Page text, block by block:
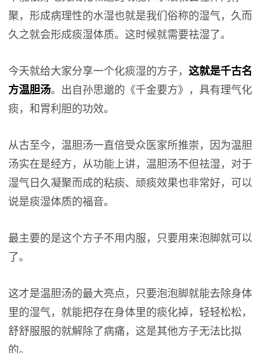
聚，形成病理性的水湿也就是我们俗称的湿气，久而
久之就会形成痰湿体质。这时候就需要祛湿了。
今天就给大家分享一个化痰湿的方子，这就是千古名
方温胆汤。出自孙思邈的《千金要方》，具有理气化
痰，和胃利胆的功效。
从古至今，温胆汤一直倍受众医家所推崇，因为温胆
汤实在是经方，从功能上讲，温胆汤不但祛湿，对于
湿气日久凝聚而成的粘痰、顽痰效果也非常好，可以
说是痰湿体质的福音。
最主要的是这个方子不用内服，只要用来泡脚就可以
了。
这才是温胆汤的最大亮点，只要泡泡脚就能去除身体
里的湿气，就能把存在身体里的痰化掉，轻轻松松，
舒舒服服的就解除了病痛，这是其他方子无法比拟
的。